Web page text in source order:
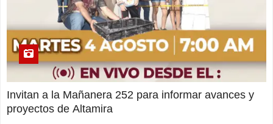
Invitan a la Mañanera 252 para informar avances y
proyectos de Altamira